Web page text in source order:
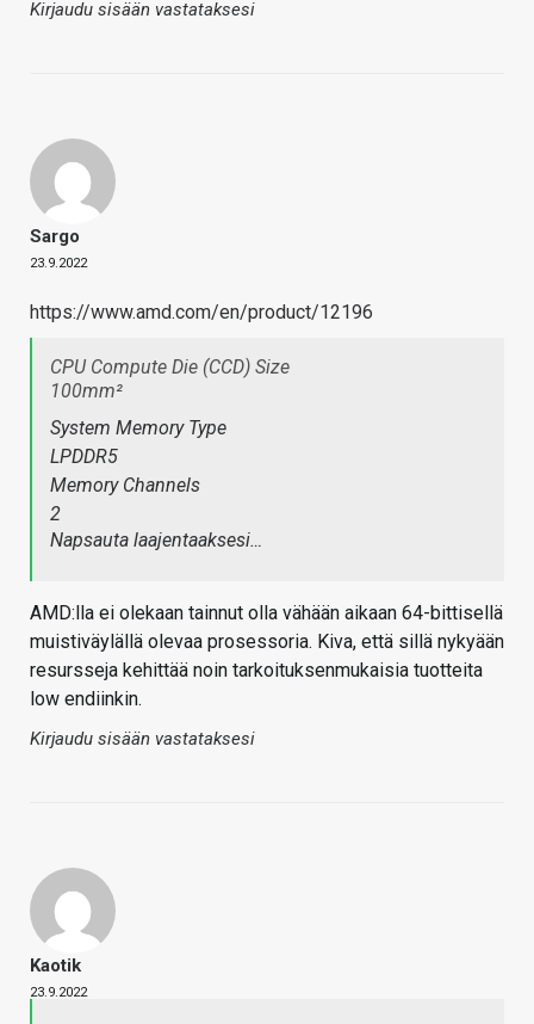
Kirjaudu sisään vastataksesi
Sargo
23.9.2022
https://www.amd.com/en/product/12196
CPU Compute Die (CCD) Size
100mm²
System Memory Type
LPDDR5
Memory Channels
2
Napsauta laajentaaksesi…
AMD:lla ei olekaan tainnut olla vähään aikaan 64-bittisellä
muistiväylällä olevaa prosessoria. Kiva, että sillä nykyään
resursseja kehittää noin tarkoituksenmukaisia tuotteita
low endiinkin.
Kirjaudu sisään vastataksesi
Kaotik
23.9.2022